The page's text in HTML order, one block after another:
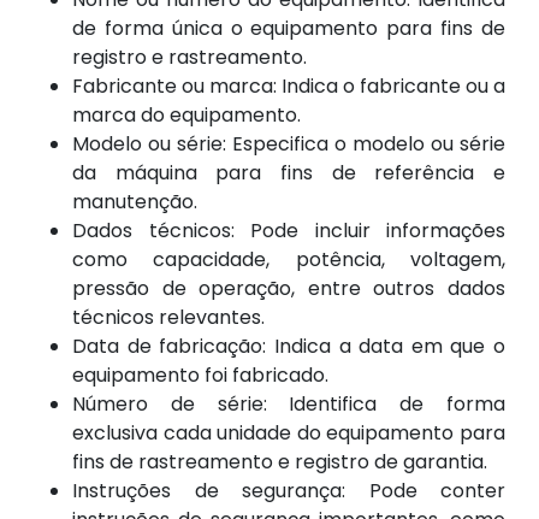
de forma única o equipamento para fins de
registro e rastreamento.
Fabricante ou marca: Indica o fabricante ou a
marca do equipamento.
Modelo ou série: Especifica o modelo ou série
da máquina para fins de referência e
manutenção.
Dados técnicos: Pode incluir informações
como capacidade, potência, voltagem,
pressão de operação, entre outros dados
técnicos relevantes.
Data de fabricação: Indica a data em que o
equipamento foi fabricado.
Número de série: Identifica de forma
exclusiva cada unidade do equipamento para
fins de rastreamento e registro de garantia.
Instruções de segurança: Pode conter